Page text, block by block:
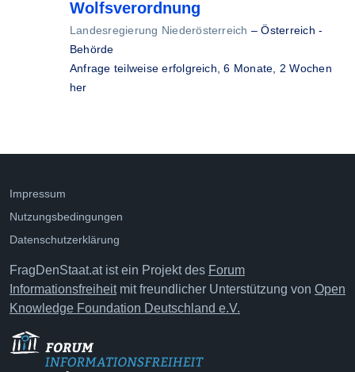
Wolfsverordnung
Landesregierung Niederösterreich –Österreich -
Behörde
Anfrage teilweise erfolgreich,6 Monate, 2 Wochen
her
Impressum
Nutzungsbedingungen
Datenschutzerklärung
FragDenStaat.at ist ein Projekt des Forum
Informationsfreiheitmit freundlicher Unterstützung von Open
Knowledge Foundation Deutschland e.V.